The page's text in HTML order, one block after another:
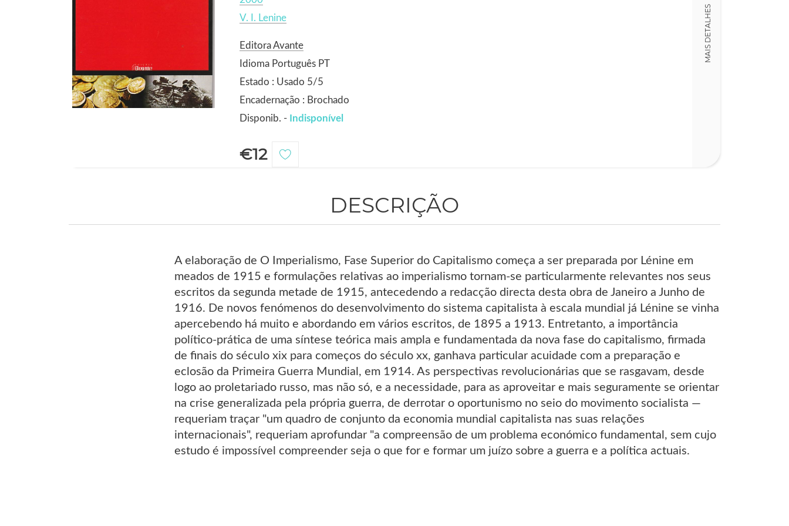
V. I. Lenine
Editora Avante
Idioma Português PT
Estado : Usado 5/5
Encadernação : Brochado
Disponib. - Indisponível
€12
MAIS DETALHES
DESCRIÇÃO
A elaboração de O Imperialismo, Fase Superior do Capitalismo começa a ser preparada por Lénine em
meados de 1915 e formulações relativas ao imperialismo tornam-se particularmente relevantes nos seus
escritos da segunda metade de 1915, antecedendo a redacção directa desta obra de Janeiro a Junho de
1916. De novos fenómenos do desenvolvimento do sistema capitalista à escala mundial já Lénine se vinha
apercebendo há muito e abordando em vários escritos, de 1895 a 1913. Entretanto, a importância
político-prática de uma síntese teórica mais ampla e fundamentada da nova fase do capitalismo, firmada
de finais do século xix para começos do século xx, ganhava particular acuidade com a preparação e
eclosão da Primeira Guerra Mundial, em 1914. As perspectivas revolucionárias que se rasgavam, desde
logo ao proletariado russo, mas não só, e a necessidade, para as aproveitar e mais seguramente se orientar
na crise generalizada pela própria guerra, de derrotar o oportunismo no seio do movimento socialista —
requeriam traçar "um quadro de conjunto da economia mundial capitalista nas suas relações
internacionais", requeriam aprofundar "a compreensão de um problema económico fundamental, sem cujo
estudo é impossível compreender seja o que for e formar um juízo sobre a guerra e a política actuais.